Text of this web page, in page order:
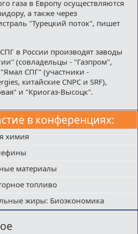
газа в Европу осуществляются
а также через
"Турецкий поток", пишет
в России производят заводы
(совладельцы - "Газпром",
СПГ" (участники -
китайские CNPC и SRF),
и "Криогаз-Высоцк".
в конференциях:
химия
материалы
топливо
жиры: Биоэкономика